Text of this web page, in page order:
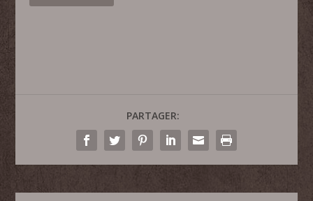
PARTAGER: